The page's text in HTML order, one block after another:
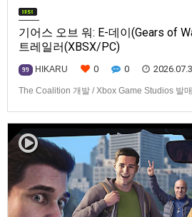
기어스 오브 워: E-데이(Gears of
트레일러(XBSX/PC)
99 HIKARU 0 0
The Coalition 개발 / Xbox Game Studios 발